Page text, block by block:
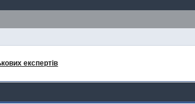
експертів